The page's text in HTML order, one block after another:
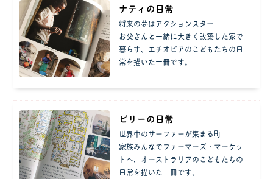
ナティの日常
将来の夢はアクションスター
お父さんと一緒に大きく改築した家で
暮らす、エチオピアのこどもたちの日
常を描いた一冊です。
ビリーの日常
世界中のサーファーが集まる町
家族みんなでファーマーズ・マーケッ
トへ、オーストラリアのこどもたちの
日常を描いた一冊です。